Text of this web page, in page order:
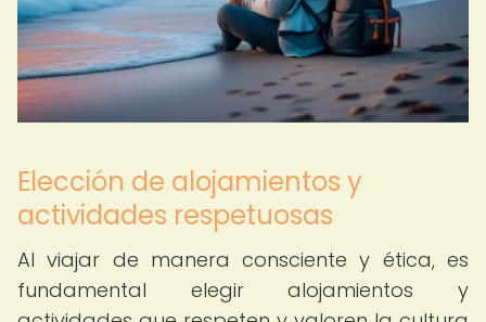
Elección de alojamientos y
actividades respetuosas
Al viajar de manera consciente y ética, es
fundamental elegir alojamientos y